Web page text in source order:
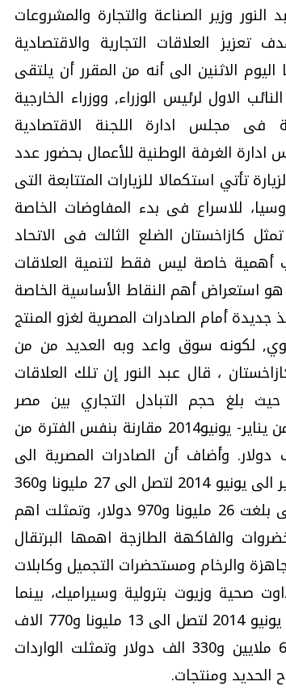
النور وزير الصناعة والتجارة والمشروعات
العلاقات التجارية والاقتصادية
الاثنين الى أنه من المقرر أن يلتقى
الاول لرئيس الوزراء, ووزراء الخارجية
فى مجلس ادارة اللجنة الاقتصادية
ادارة الغرفة الوطنية للأعمال بحضور عدد
تأتي استكمالا للزيارات المتتابعة التى
للاسراع فى بدء المفاوضات الخاصة
كازاخستان الضلع الثالث فى الاتحاد
أهمية خاصة ليس فقط لتنمية العلاقات
استعراض أهم النقاط الأساسية الخاصة
أمام الصادرات المصرية لغزو المنتج
لكونه سوق واعد وبه العديد من من
، قال عبد النور إن تلك العلاقات
بلغ حجم التبادل التجاري بين مصر
وكازاخستان 41 مليونا و130 الف دولار خلال الفترة من يناير- يونيو2014 مقارنة بنفس الفترة من
والتي بلغت فيها 33 مليونا و300 الف دولار. وأضاف أن الصادرات المصرية الى
كازاخستان ارتفعت بشكل ملحوظ خلال الفترة من يناير الى يونيو 2014 لتصل الى 27 مليونا و360
الف دولار مقارنة بنفس الفترة من عام 2013 ، والتى بلغت 26 مليونا و970 دولار، وتمثلت اهم
والفاكهة الطازجة اهمها البرتقال
والرخام ومستحضرات التجميل وكابلات
صحية وزيوت بترولية وسيراميك، بينما
ارتفعت ايضا قيمة الواردات خلال الفترة من يناير الى يونيو 2014 لتصل الى 13 مليونا و770 الاف
دولار مقارنة بنفس الفترة من 2013 والتى بلغت 6 ملايين و330 الف دولار وتمثلت الواردات
الحديد ومنتجات.
بعد إشعارات "جوجل" .. هل يمكن التنبوء
بالزلازل وكيف نتعامل معها؟
الثلاثاء، 04 اغسطس 2026 04:04 م